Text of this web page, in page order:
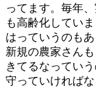
ってます。毎年
も高齢化してい
はっていうのも
新規の農家さん
きてるなってい
守っていければ